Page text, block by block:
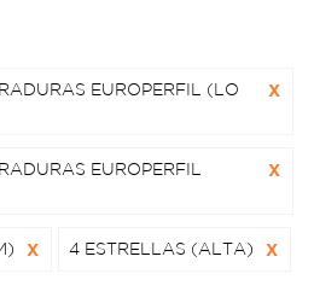
EUROPERFIL (LO
X
EUROPERFIL
X
X 4 ESTRELLAS (ALTA) X